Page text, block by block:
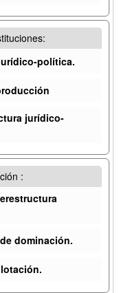
política.
jurídico-
:
dominación.